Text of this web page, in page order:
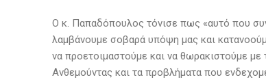
Ο κ. Παπαδόπουλος τόνισε πως «αυτό που
λαμβάνουμε σοβαρά υπόψη μας και
να προετοιμαστούμε και να θωρακιστούμε
Ανθεμούντας και τα προβλήματα που